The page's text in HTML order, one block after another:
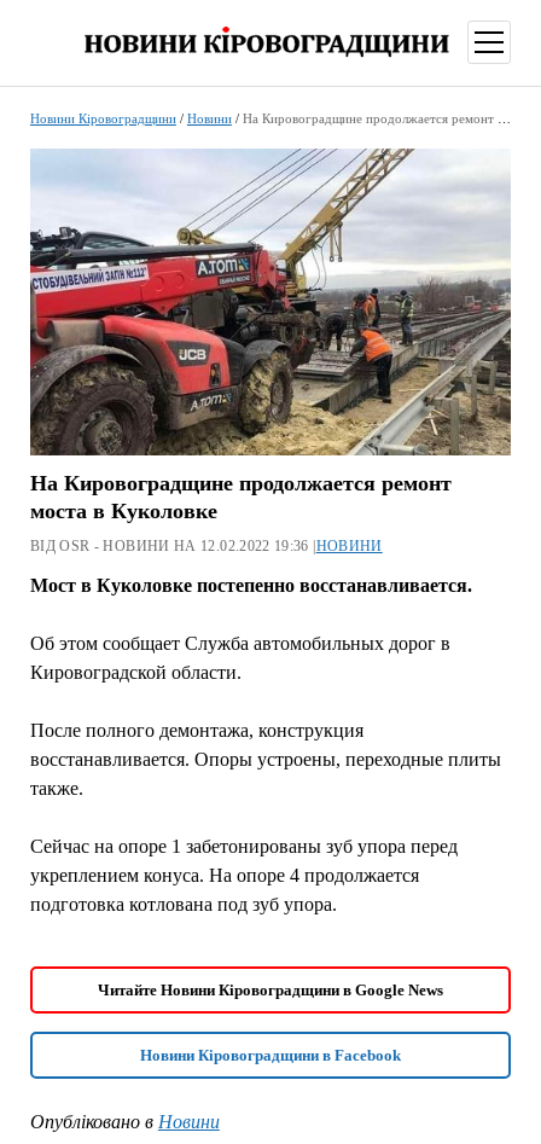
меню
Новини Кіровоградщини/ Новини/ На Кировоградщине продолжается ремонт моста в Куколовке
На Кировоградщине продолжается ремонт
моста в Куколовке
ВІД OSR - НОВИНИ НА 12.02.2022 19:36 |НОВИНИ
Мост в Куколовке постепенно восстанавливается.
Об этом сообщает Служба автомобильных дорог в
Кировоградской области.
После полного демонтажа, конструкция
восстанавливается. Опоры устроены, переходные плиты
также.
Сейчас на опоре 1 забетонированы зуб упора перед
укреплением конуса. На опоре 4 продолжается
подготовка котлована под зуб упора.
Читайте Новини Кіровоградщини в Google News
Новини Кіровоградщини в Facebook
Опубліковано в Новини